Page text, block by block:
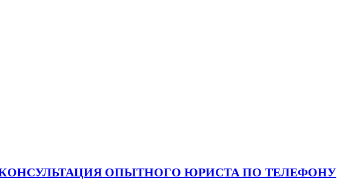
ОПЫТНОГО ЮРИСТА ПО ТЕЛЕФОНУ